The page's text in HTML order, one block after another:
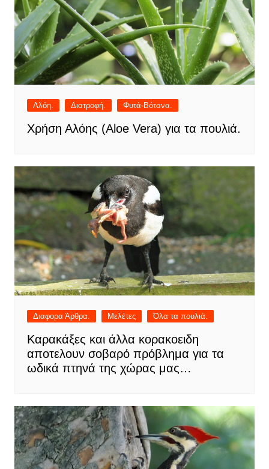
Αλόη. Διατροφή. Φυτά-Βότανα.
Χρήση Αλόης (Aloe Vera) για τα πουλιά.
Διαφορα Άρθρα. Μελέτες Όλα τα πουλιά.
Καρακάξες και άλλα κορακοειδη
αποτελουν σοβαρό πρόβλημα για τα
ωδικά πτηνά της χώρας μας…